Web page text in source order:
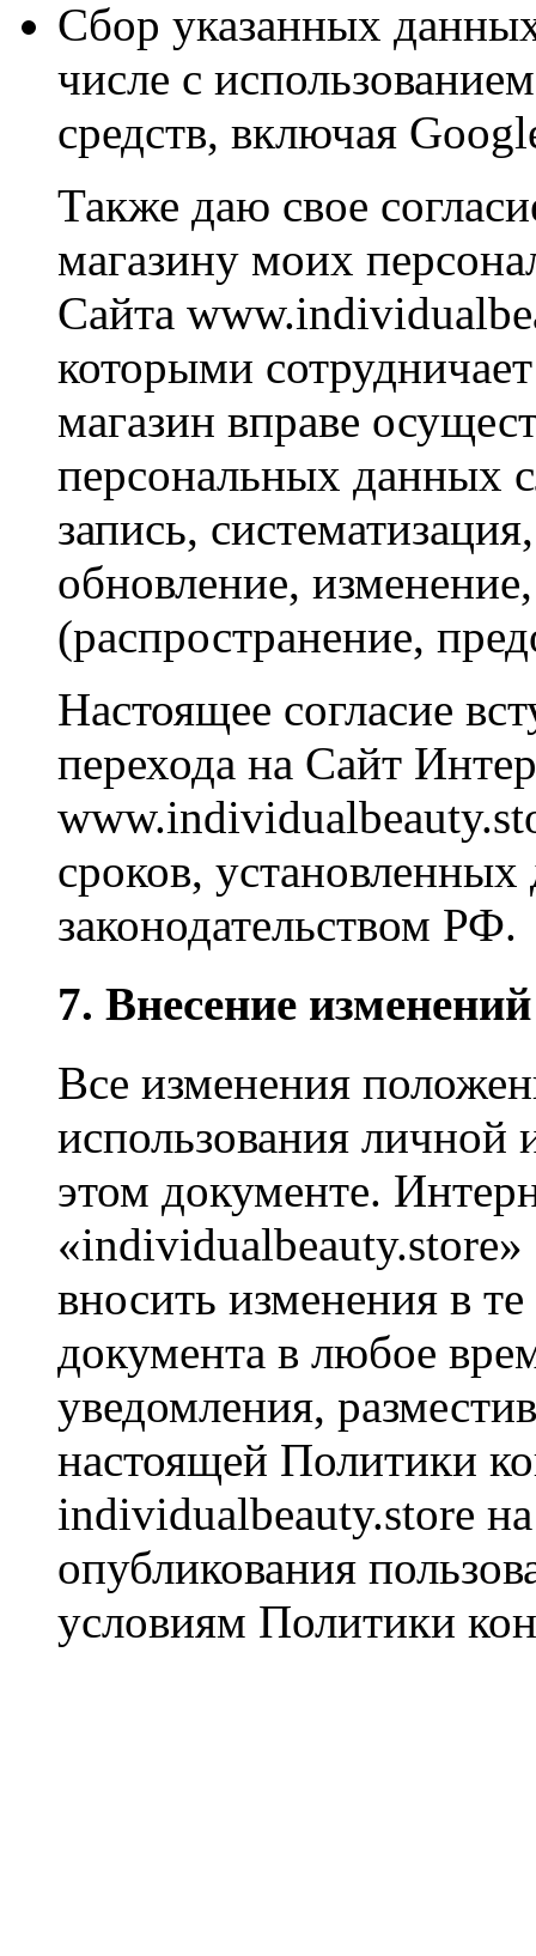
Сбор указанных
числе с
средств, включая
Также даю свое
магазину моих
Сайта
которыми
магазин вправе
персональных данных
запись,
обновление,
(распространение,
Настоящее согласие
перехода на Сайт
сроков,
законодательством РФ.
7. Внесение
Все изменения
использования
этом документе.
«individualbeauty.store»
вносить изменения в
документа в любое
уведомления,
настоящей Политики
individualbeauty.store
опубликования
условиям Политики